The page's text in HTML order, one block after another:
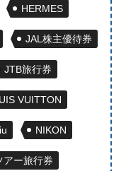
HERMES
JAL株主優待券
JTB旅行券
VUITTON
NIKON
アー旅行券